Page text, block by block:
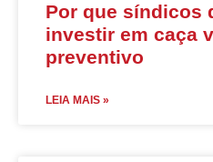
Por que síndicos
investir em caça
preventivo
LEIA MAIS »